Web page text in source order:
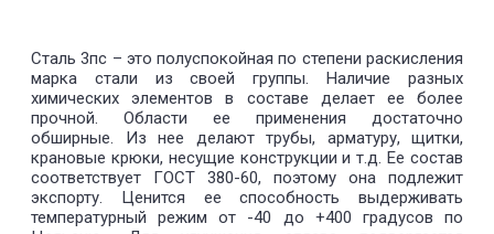
Сталь 3пс – это полуспокойная по степени раскисления
марка стали из своей группы. Наличие разных
химических элементов в составе делает ее более
прочной. Области ее применения достаточно
обширные. Из нее делают трубы, арматуру, щитки,
крановые крюки, несущие конструкции и т.д. Ее состав
соответствует ГОСТ 380-60, поэтому она подлежит
экспорту. Ценится ее способность выдерживать
температурный режим от -40 до +400 градусов по